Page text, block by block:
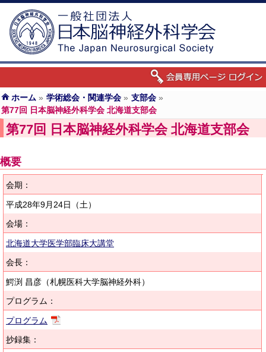
ホーム » 学術総会・関連学会 » 支部会 »
第77回 日本脳神経外科学会 北海道支部会
第77回 日本脳神経外科学会 北海道支部会
概要
会期：
平成28年9月24日
（土）
会場：
北海道大学医学部臨床大講堂
会長：
鰐渕 昌彦（札幌医科大学脳神経外科）
プログラム：
プログラム
抄録集：